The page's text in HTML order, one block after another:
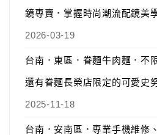
鏡專賣．掌握時尚潮流配鏡美
2026-03-19
台南．東區．眷麵牛肉麵．不
還有眷麵長榮店限定的可愛史
2025-11-18
台南．安南區．專業手機維修